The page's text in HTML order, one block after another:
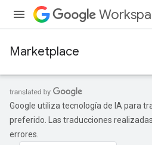
Marketplace
Google utiliza tecnología de IA para
preferido. Las traducciones
errores.